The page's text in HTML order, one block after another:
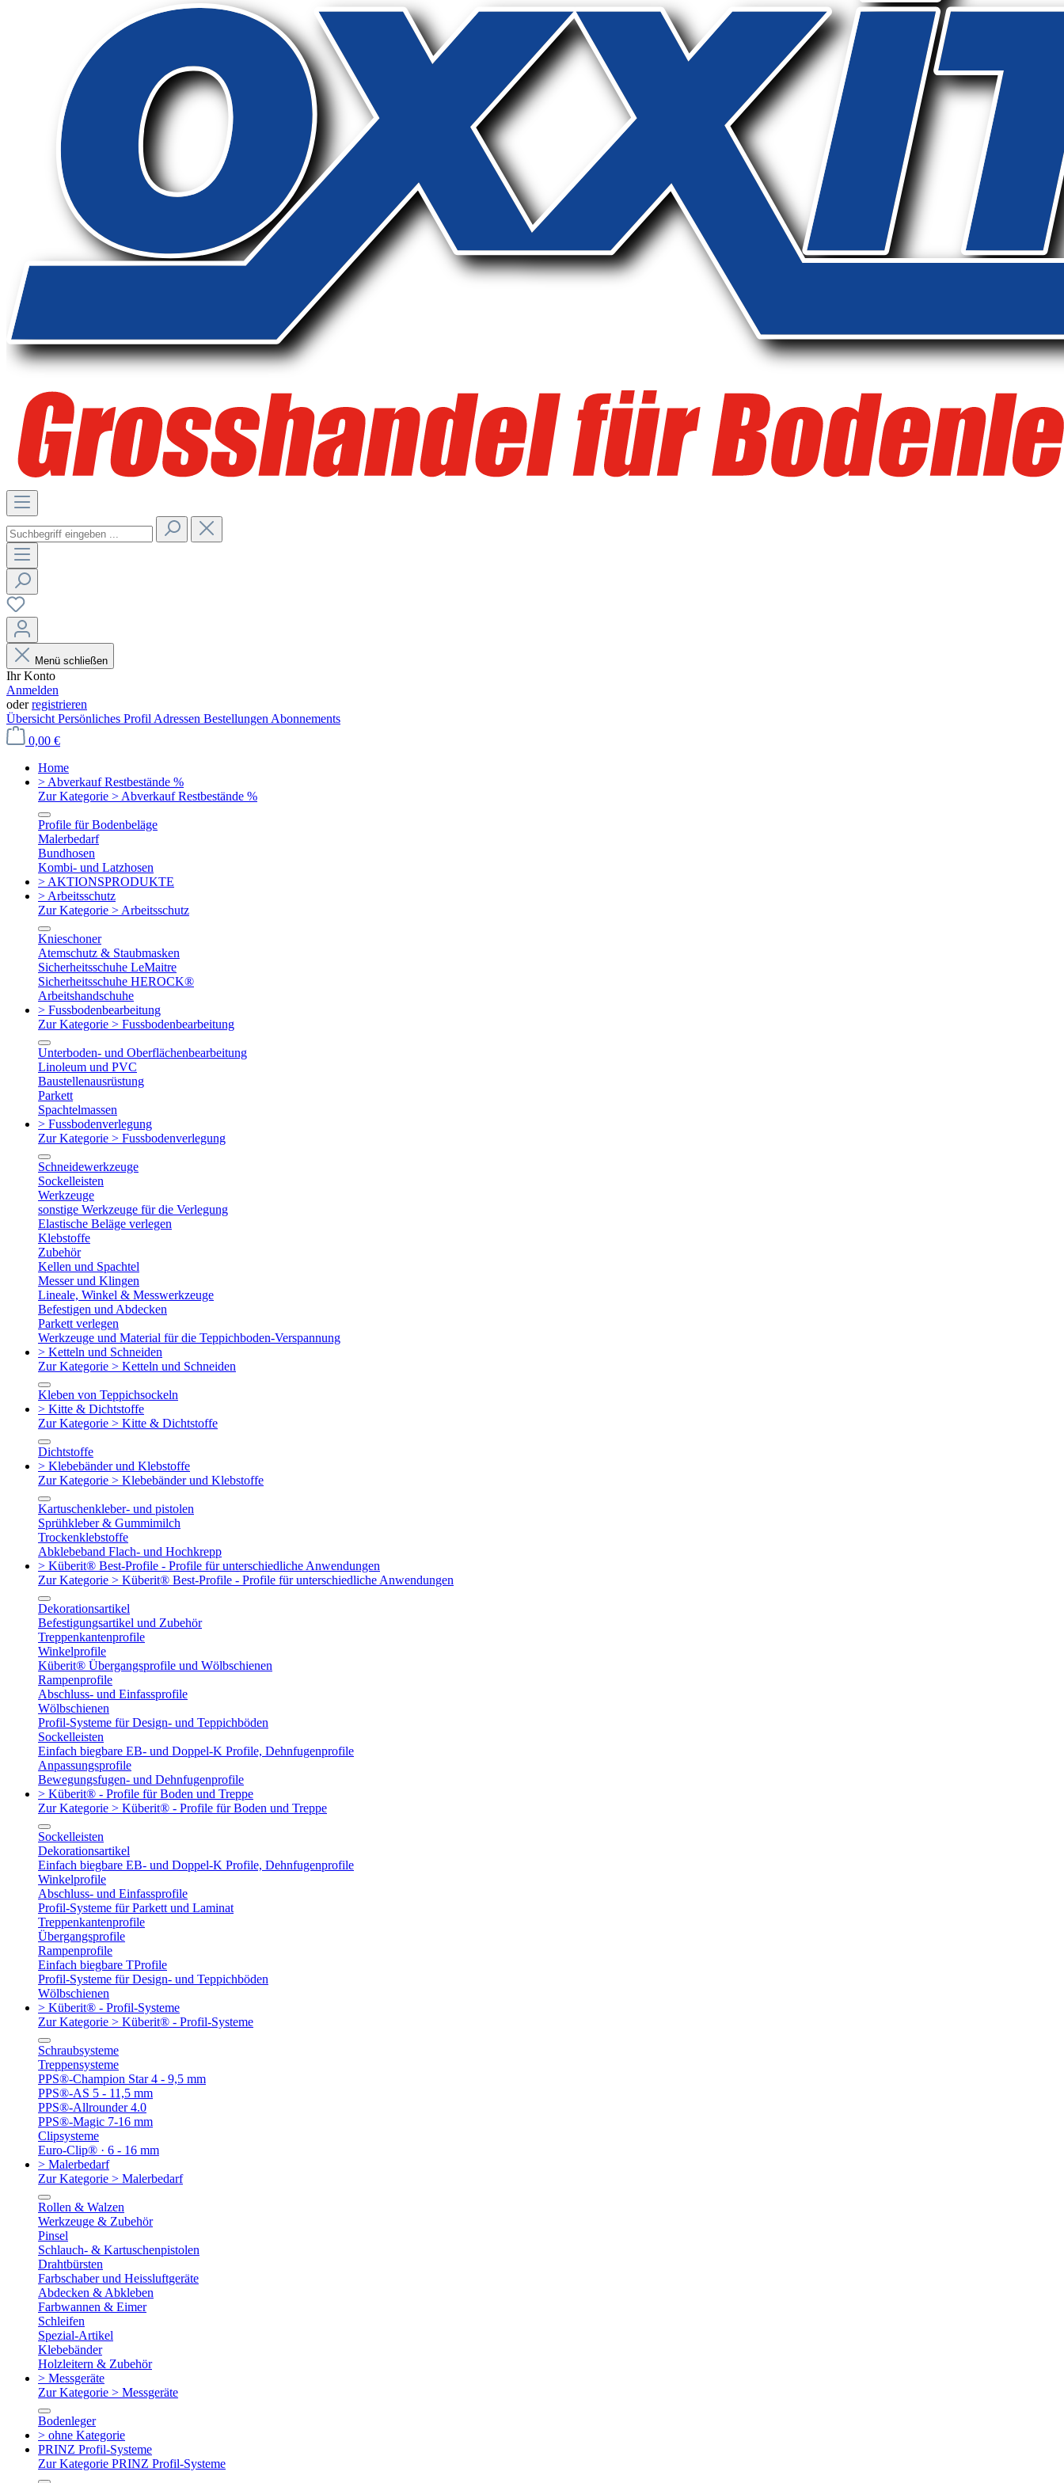
Menü schließen
Ihr Konto
Anmelden
oderregistrieren
Übersicht Persönliches Profil Adressen Bestellungen Abonnements
0,00 €
Home
> Abverkauf Restbestände %
Zur Kategorie > Abverkauf Restbestände %
Profile für Bodenbeläge
Malerbedarf
Bundhosen
Kombi- und Latzhosen
> AKTIONSPRODUKTE
> Arbeitsschutz
Zur Kategorie > Arbeitsschutz
Knieschoner
Atemschutz & Staubmasken
Sicherheitsschuhe LeMaitre
Sicherheitsschuhe HEROCK®
Arbeitshandschuhe
> Fussbodenbearbeitung
Zur Kategorie > Fussbodenbearbeitung
Unterboden- und Oberflächenbearbeitung
Linoleum und PVC
Baustellenausrüstung
Parkett
Spachtelmassen
> Fussbodenverlegung
Zur Kategorie > Fussbodenverlegung
Schneidewerkzeuge
Sockelleisten
Werkzeuge
sonstige Werkzeuge für die Verlegung
Elastische Beläge verlegen
Klebstoffe
Zubehör
Kellen und Spachtel
Messer und Klingen
Lineale, Winkel & Messwerkzeuge
Befestigen und Abdecken
Parkett verlegen
Werkzeuge und Material für die Teppichboden-Verspannung
> Ketteln und Schneiden
Zur Kategorie > Ketteln und Schneiden
Kleben von Teppichsockeln
> Kitte & Dichtstoffe
Zur Kategorie > Kitte & Dichtstoffe
Dichtstoffe
> Klebebänder und Klebstoffe
Zur Kategorie > Klebebänder und Klebstoffe
Kartuschenkleber- und pistolen
Sprühkleber & Gummimilch
Trockenklebstoffe
Abklebeband Flach- und Hochkrepp
> Küberit® Best-Profile - Profile für unterschiedliche Anwendungen
Zur Kategorie > Küberit® Best-Profile - Profile für unterschiedliche Anwendungen
Dekorationsartikel
Befestigungsartikel und Zubehör
Treppenkantenprofile
Winkelprofile
Küberit® Übergangsprofile und Wölbschienen
Rampenprofile
Abschluss- und Einfassprofile
Wölbschienen
Profil-Systeme für Design- und Teppichböden
Sockelleisten
Einfach biegbare EB- und Doppel-K Profile, Dehnfugenprofile
Anpassungsprofile
Bewegungsfugen- und Dehnfugenprofile
> Küberit® - Profile für Boden und Treppe
Zur Kategorie > Küberit® - Profile für Boden und Treppe
Sockelleisten
Dekorationsartikel
Einfach biegbare EB- und Doppel-K Profile, Dehnfugenprofile
Winkelprofile
Abschluss- und Einfassprofile
Profil-Systeme für Parkett und Laminat
Treppenkantenprofile
Übergangsprofile
Rampenprofile
Einfach biegbare TProfile
Profil-Systeme für Design- und Teppichböden
Wölbschienen
> Küberit® - Profil-Systeme
Zur Kategorie > Küberit® - Profil-Systeme
Schraubsysteme
Treppensysteme
PPS®-Champion Star 4 - 9,5 mm
PPS®-AS 5 - 11,5 mm
PPS®-Allrounder 4.0
PPS®-Magic 7-16 mm
Clipsysteme
Euro-Clip® · 6 - 16 mm
> Malerbedarf
Zur Kategorie > Malerbedarf
Rollen & Walzen
Werkzeuge & Zubehör
Pinsel
Schlauch- & Kartuschenpistolen
Drahtbürsten
Farbschaber und Heissluftgeräte
Abdecken & Abkleben
Farbwannen & Eimer
Schleifen
Spezial-Artikel
Klebebänder
Holzleitern & Zubehör
> Messgeräte
Zur Kategorie > Messgeräte
Bodenleger
> ohne Kategorie
PRINZ Profil-Systeme
Zur Kategorie PRINZ Profil-Systeme